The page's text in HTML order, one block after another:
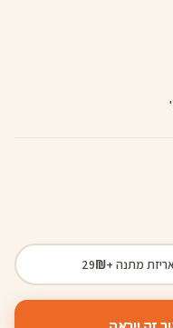
אריזת מתנה +₪
29